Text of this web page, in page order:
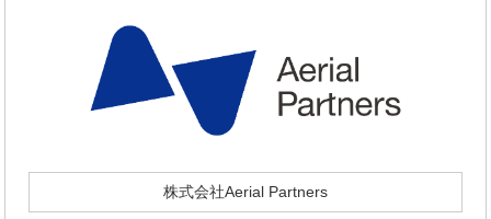
株式会社Aerial Partners